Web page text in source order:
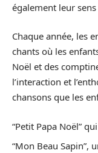
également leur
Chaque année, les
chants où les
Noël et des
l’interaction et
chansons que les
“Petit Papa Noël”
“Mon Beau Sapin”,